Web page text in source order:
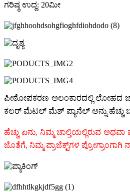
ಗರಿಷ್ಠ ಉದ್ದ: 20ಮೀ
ಪೀಠೋಪಕರಣ ಅಲಂಕಾರದಲ್ಲಿ ಲೋಹದ
ಕಲರ್ ಮೆಟಲ್ ಮೆಶ್ ಪ್ಯಾನೆಲ್ ಅನ್ನು ಹೆಚ್ಚು
ಹೆಚ್ಚು ಏನು, ನಿಮ್ಮ ಚಾಲ್ತಿಯಲ್ಲಿರುವ
ಜೊತೆಗೆ, ನಿಮ್ಮ ಪ್ರಾಜೆಕ್ಟ್‌ಗಳ